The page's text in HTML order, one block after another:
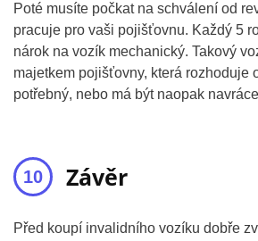
Poté musíte počkat na schválení od
pracuje pro vaši pojišťovnu. Každý 5
nárok na vozík mechanický. Takový
majetkem pojišťovny, která rozhoduje
potřebný, nebo má být naopak
Závěr
Před koupí invalidního vozíku dobře